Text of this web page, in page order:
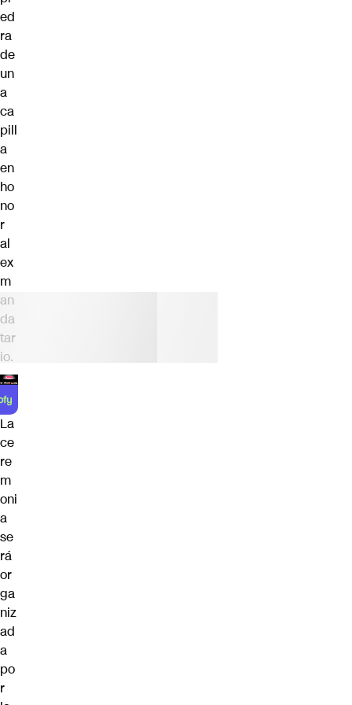
ed
ra
de
un
a
ca
pill
a
en
ho
no
r
al
ex
m
an
da
tar
io.
La
ce
re
m
oni
a
se
rá
or
ga
niz
ad
a
po
r